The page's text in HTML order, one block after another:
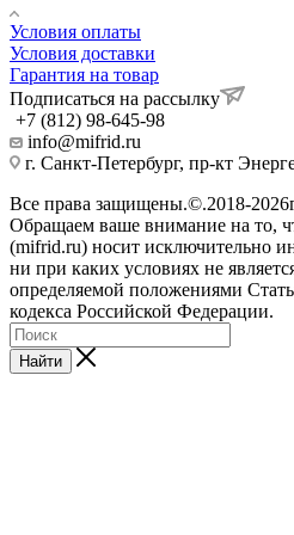
Условия оплаты
Условия доставки
Гарантия на товар
Подписаться на рассылку
+7 (812) 98-645-98
info@mifrid.ru
г. Санкт-Петербург, пр-кт
Все права защищены.©.2018-
Обращаем ваше внимание на то,
(mifrid.ru) носит исключительно
ни при каких условиях не
определяемой положениями
кодекса Российской Федерации.
Найти